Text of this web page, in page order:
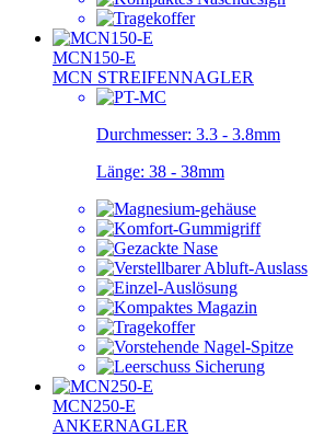
MCN150-E
MCN STREIFENNAGLER
Durchmesser: 3.3 - 3.8mm
Länge: 38 - 38mm
MCN250-E
ANKERNAGLER